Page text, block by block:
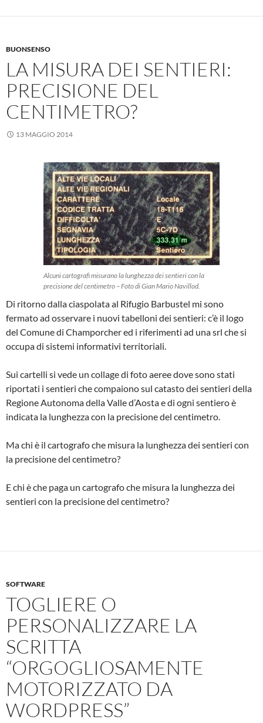
BUONSENSO
LA MISURA DEI SENTIERI:
PRECISIONE DEL
CENTIMETRO?
13 MAGGIO 2014
Alcuni cartografi misurano la lunghezza dei sentieri con la
precisione del centimetro – Foto di Gian Mario Navillod.
Di ritorno dalla ciaspolata al Rifugio Barbustel mi sono
fermato ad osservare i nuovi tabelloni dei sentieri: c’è il logo
del Comune di Champorcher ed i riferimenti ad una srl che si
occupa di sistemi informativi territoriali.
Sui cartelli si vede un collage di foto aeree dove sono stati
riportati i sentieri che compaiono sul catasto dei sentieri della
Regione Autonoma della Valle d’Aosta e di ogni sentiero è
indicata la lunghezza con la precisione del centimetro.
Ma chi è il cartografo che misura la lunghezza dei sentieri con
la precisione del centimetro?
E chi è che paga un cartografo che misura la lunghezza dei
sentieri con la precisione del centimetro?
SOFTWARE
TOGLIERE O
PERSONALIZZARE LA
SCRITTA
“ORGOGLIOSAMENTE
MOTORIZZATO DA
WORDPRESS”